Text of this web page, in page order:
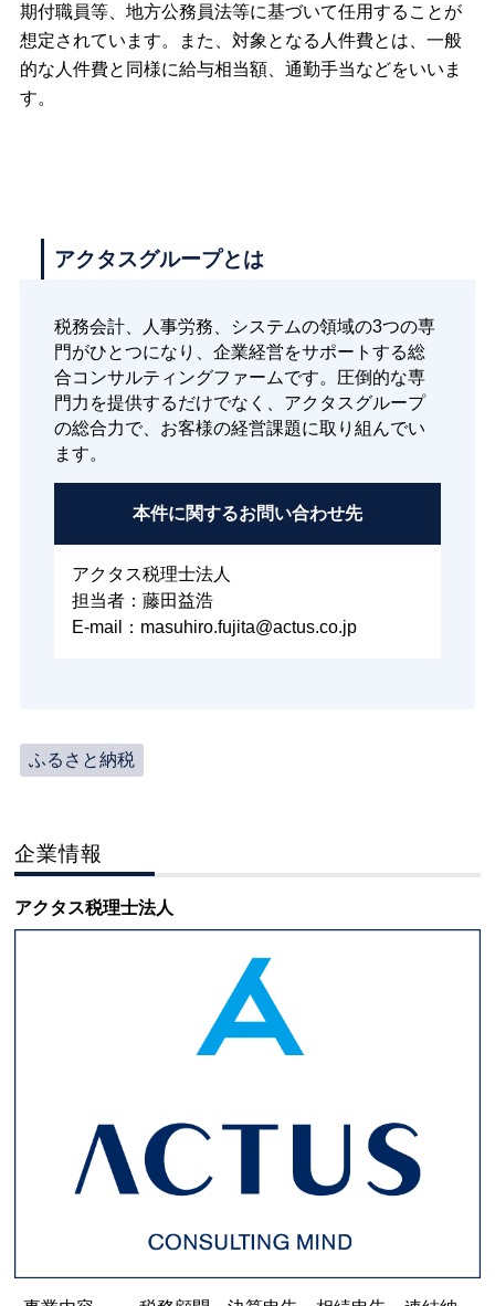
期付職員等、地方公務員法等に基づいて任用することが
想定されています。また、対象となる人件費とは、一般
的な人件費と同様に給与相当額、通勤手当などをいいま
す。
アクタスグループとは
税務会計、人事労務、システムの領域の3つの専
門がひとつになり、企業経営をサポートする総
合コンサルティングファームです。圧倒的な専
門力を提供するだけでなく、アクタスグループ
の総合力で、お客様の経営課題に取り組んでい
ます。
本件に関するお問い合わせ先
アクタス税理士法人
担当者：藤田益浩
E-mail：masuhiro.fujita@actus.co.jp
ふるさと納税
企業情報
アクタス税理士法人